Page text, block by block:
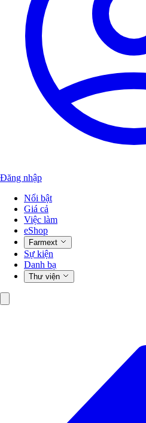
Đăng nhập
Nổi bật
Giá cả
Việc làm
eShop
Farmext
Sự kiện
Danh bạ
Thư viện